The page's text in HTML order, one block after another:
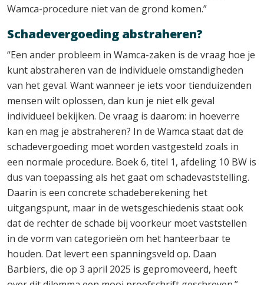
Wamca-procedure niet van de grond komen.”
Schadevergoeding abstraheren?
“Een ander probleem in Wamca-zaken is de vraag hoe je
kunt abstraheren van de individuele omstandigheden
van het geval. Want wanneer je iets voor tienduizenden
mensen wilt oplossen, dan kun je niet elk geval
individueel bekijken. De vraag is daarom: in hoeverre
kan en mag je abstraheren? In de Wamca staat dat de
schadevergoeding moet worden vastgesteld zoals in
een normale procedure. Boek 6, titel 1, afdeling 10 BW is
dus van toepassing als het gaat om schadevaststelling.
Daarin is een concrete schadeberekening het
uitgangspunt, maar in de wetsgeschiedenis staat ook
dat de rechter de schade bij voorkeur moet vaststellen
in de vorm van categorieën om het hanteerbaar te
houden. Dat levert een spanningsveld op. Daan
Barbiers, die op 3 april 2025 is gepromoveerd, heeft